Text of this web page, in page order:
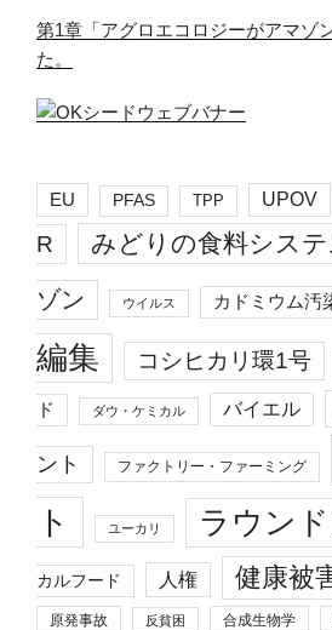
第1章「アグロエコロジーがアマゾ
た。
EU PFAS TPP UPOV
R
みどりの食料シス
ゾン ウイルス カドミウム汚
編集
コシヒカリ環1号
ド ダウ・ケミカル バイエル
ント ファクトリー・ファーミング
ト
ユーカリ ラウン
カルフード 人権 健康被
原発事故 反貧困 合成生物学